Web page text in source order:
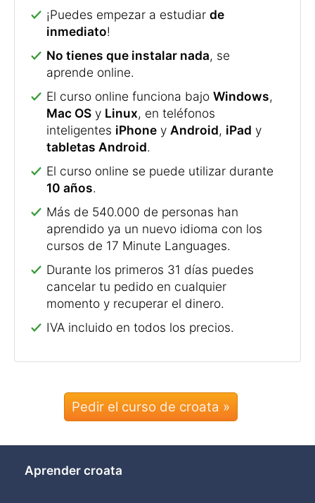
¡Puedes empezar a estudiar de
inmediato!
No tienes que instalar nada, se
aprende online.
El curso online funciona bajo Windows,
Mac OS y Linux, en teléfonos
inteligentes iPhone y Android, iPad y
tabletas Android.
El curso online se puede utilizar durante
10 años.
Más de 540.000 de personas han
aprendido ya un nuevo idioma con los
cursos de 17 Minute Languages.
Durante los primeros 31 días puedes
cancelar tu pedido en cualquier
momento y recuperar el dinero.
IVA incluido en todos los precios.
Pedir el curso de croata »
Aprender croata